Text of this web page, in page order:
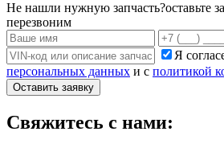
Не нашли нужную запчасть?оставьте
перезвоним
Я
персональных данных и с политикой
Оставить заявку
Свяжитесь с нами: